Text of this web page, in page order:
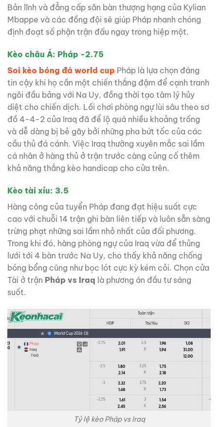
Bản lĩnh và đẳng cấp săn bàn thượng hạng của Kylian
Mbappe và các đồng đội sẽ giúp Pháp nhanh chóng
định đoạt số phận trận đấu ngay trong hiệp một.
Kèo châu Á: Pháp -2.75
Soi kèo bóng đá world cup Pháp là lựa chọn đáng
tin cậy khi họ cần một chiến thắng đậm để cạnh tranh
ngôi đầu bảng với Na Uy, đồng thời tạo tâm lý hủy
diệt cho chiến dịch. Lối chơi phòng ngự lùi sâu theo sơ
đồ 4-4-2 của Iraq đã để lộ quá nhiều khoảng trống
và dễ dàng bị bẻ gãy bởi những pha bứt tốc của các
cầu thủ đá cánh. Việc Iraq thường xuyên mắc sai lầm
cá nhân ở hàng thủ ở trận trước càng củng cố thêm
khả năng thắng kèo handicap cho cửa trên.
Kèo tài xỉu: 3.5
Hàng công của tuyển Pháp đang đạt hiệu suất cực
cao với chuỗi 14 trận ghi bàn liên tiếp và luôn sẵn sàng
trừng phạt những sai lầm nhỏ nhất của đối phương.
Trong khi đó, hàng phòng ngự của Iraq vừa để thủng
lưới tới 4 bàn trước Na Uy, cho thấy khả năng chống
bóng bổng cũng như bọc lót cực kỳ kém cỏi. Chọn cửa
Tài ở trận Pháp vs Iraq là phương án đầu tư sáng
suốt.
Tỷ lệ kèo Pháp vs Iraq